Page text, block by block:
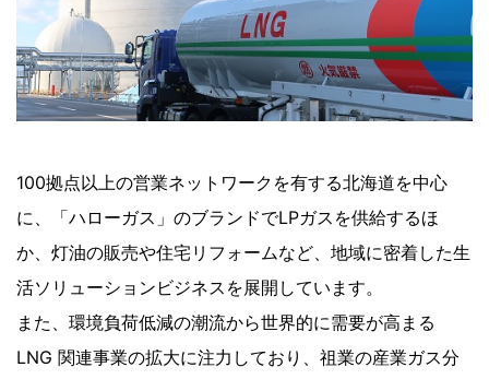
100拠点以上の営業ネットワークを有する北海道を中心
に、「ハローガス」のブランドでLPガスを供給するほ
か、灯油の販売や住宅リフォームなど、地域に密着した生
活ソリューションビジネスを展開しています。
また、環境負荷低減の潮流から世界的に需要が高まる
LNG 関連事業の拡大に注力しており、祖業の産業ガス分